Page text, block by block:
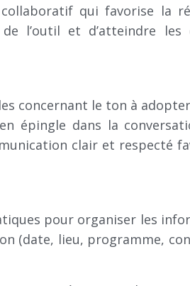
qui favorise la
l’outil et d’atteindre les
concernant le ton à
épingle dans la
clair et respecté
pour organiser les
(date, lieu, programme,